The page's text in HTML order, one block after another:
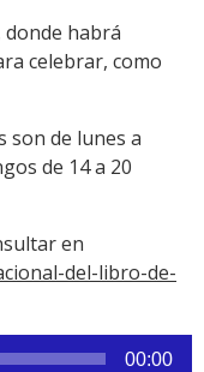
donde habrá
celebrar, como
son de lunes a
de 14 a 20
en
del-libro-de-
00:00